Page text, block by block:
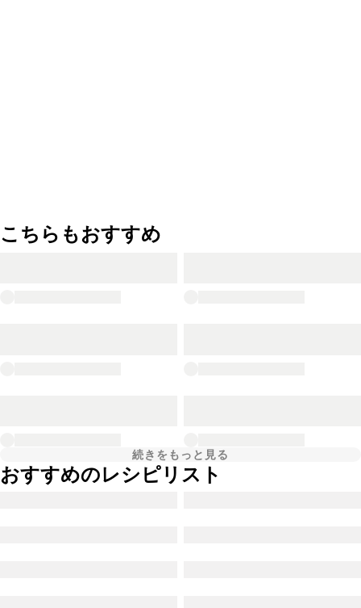
こちらもおすすめ
続きをもっと見る
おすすめのレシピリスト